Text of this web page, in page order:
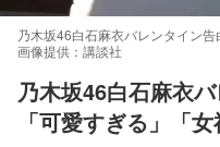
乃木坂46白石麻衣バレンタイン
画像提供：講談社
乃木坂46白石麻衣
「可愛すぎる」「